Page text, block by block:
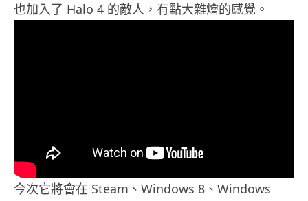
也加入了 Halo 4 的敵人，有點大雜燴的感覺。
今次它將會在 Steam、Windows 8、Windows